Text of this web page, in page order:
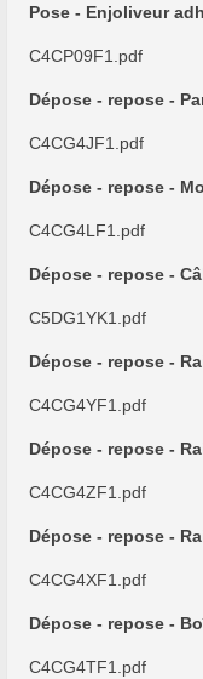
Pose - Enjoliveur
C4CP09F1.pdf
Dépose - repose -
C4CG4JF1.pdf
Dépose - repose -
C4CG4LF1.pdf
Dépose - repose -
C5DG1YK1.pdf
Dépose - repose -
C4CG4YF1.pdf
Dépose - repose -
C4CG4ZF1.pdf
Dépose - repose -
C4CG4XF1.pdf
Dépose - repose -
C4CG4TF1.pdf